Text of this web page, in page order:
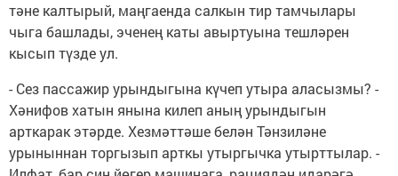
тәне калтырый, маңгаенда салкын тир тамчылары
чыга башлады, эченең каты авыртуына тешләрен
кысып түзде ул.
- Сез пассажир урындыгына күчеп утыра аласызмы? -
Хәнифов хатын янына килеп аның урындыгын
арткарак этәрде. Хезмәттәше белән Тәнзиләне
урыныннан торгызып арткы утыргычка утырттылар. -